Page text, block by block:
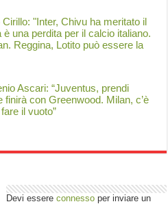
"Inter, Chivu ha meritato il
una perdita per il calcio italiano.
Reggina, Lotito può essere la
Ascari: “Juventus, prendi
con Greenwood. Milan, c’è
il vuoto”
Devi essereconnesso per inviare un